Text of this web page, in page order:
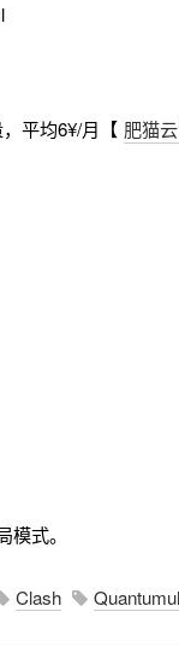
平均6¥/月【 肥猫
式。
Clash